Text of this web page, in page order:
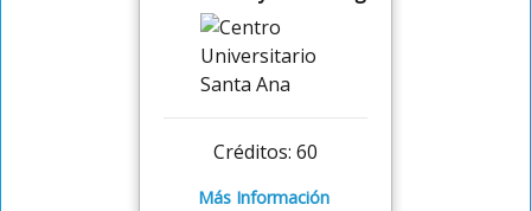
Créditos: 60
Más Información